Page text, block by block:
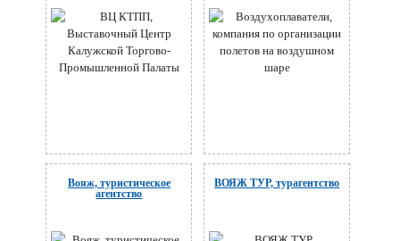
Вояж, туристическое
агентство
ВОЯЖ ТУР, турагентство